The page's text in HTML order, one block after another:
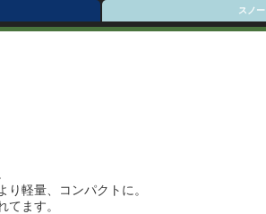
スノー
り軽量、コンパクトに。
てます。